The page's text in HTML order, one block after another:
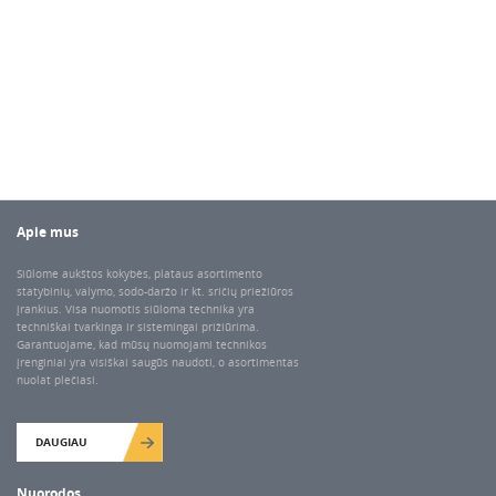
Apie mus
Siūlome aukštos kokybės, plataus asortimento
statybinių, valymo, sodo-daržo ir kt. sričių priežiūros
įrankius. Visa nuomotis siūloma technika yra
techniškai tvarkinga ir sistemingai prižiūrima.
Garantuojame, kad mūsų nuomojami technikos
įrenginiai yra visiškai saugūs naudoti, o asortimentas
nuolat plečiasi.
DAUGIAU